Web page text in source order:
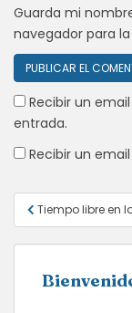
Guarda mi
navegador para
Recibir un
entrada.
Recibir un
de
entradas
Tiempo libre en